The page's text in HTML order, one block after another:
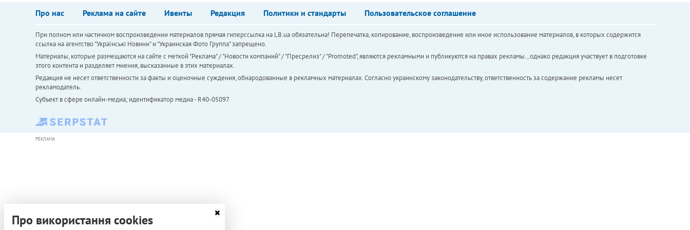
Про нас Реклама на сайте Ивенты Редакция Политики и стандарты Пользовательское соглашение
При полном или частичном воспроизведении материалов прямая гиперссылка на LB.ua обязательна! Перепечатка, копирование, воспроизведение или иное использование материалов, в которых содержится
ссылка на агентство "Українськi Новини" и "Украинская Фото Группа" запрещено.
Материалы, которые размещаются на сайте с меткой "Реклама" / "Новости компаний" / "Пресрелиз" / "Promoted", являются рекламными и публикуются на правах рекламы. , однако редакция участвует в подготовке
этого контента и разделяет мнения, высказанные в этих материалах.
Редакция не несет ответственности за факты и оценочные суждения, обнародованные в рекламных материалах. Согласно украинскому законодательству, ответственность за содержание рекламы несет
рекламодатель.
Субъект в сфере онлайн-медиа; идентификатор медиа - R40-05097
РЕКЛАМА
Про використання cookies